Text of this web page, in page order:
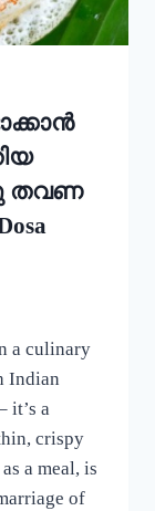
തവണ
a culinary
Indian
it’s a
crispy
a meal, is
of